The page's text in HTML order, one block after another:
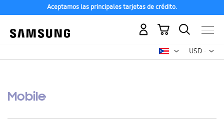
Aceptamos las principales tarjetas de crédito.
USD -
dólar
Mi carrito
Mobile